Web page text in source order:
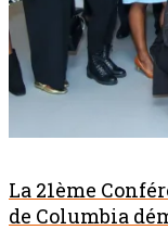
La 21ème
de Columbia